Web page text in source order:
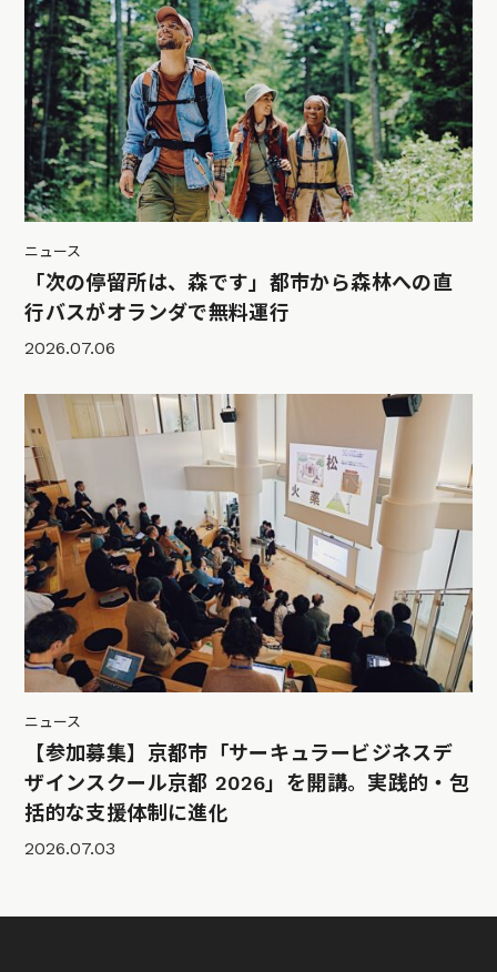
ニュース
「次の停留所は、森です」都市から森林への直
行バスがオランダで無料運行
2026.07.06
ニュース
【参加募集】京都市「サーキュラービジネスデ
ザインスクール京都 2026」を開講。実践的・包
括的な支援体制に進化
2026.07.03